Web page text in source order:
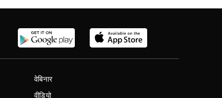
वेबिनार
वीडियो